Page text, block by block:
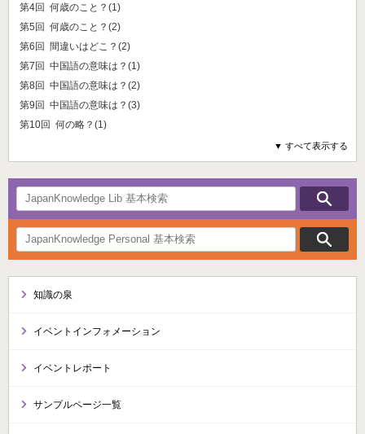
第4回 何歳のこと？(1)
第5回 何歳のこと？(2)
第6回 間違いはどこ？(2)
第7回 中国語の意味は？(1)
第8回 中国語の意味は？(2)
第9回 中国語の意味は？(3)
第10回 何の略？(1)
▼ すべて表示する
知識の泉
イベントインフォメーション
イベントレポート
サンプルページ一覧